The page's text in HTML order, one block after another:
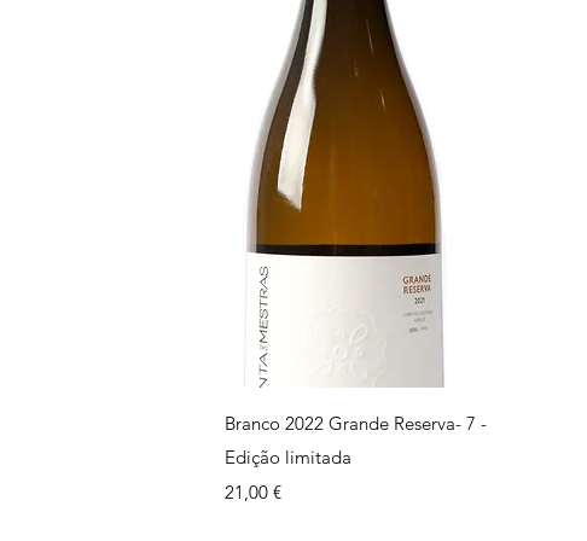
Visualização rápida
Branco 2022 Grande Reserva- 7 -
Edição limitada
Preço
21,00 €